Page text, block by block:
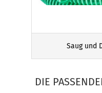
Saug und
DIE